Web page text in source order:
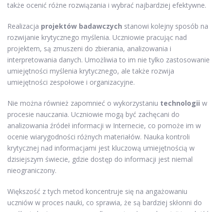
także ocenić różne rozwiązania i wybrać najbardziej efektywne.
Realizacja projektów badawczych stanowi kolejny sposób na
rozwijanie krytycznego myślenia. Uczniowie pracując nad
projektem, są zmuszeni do zbierania, analizowania i
interpretowania danych. Umożliwia to im nie tylko zastosowanie
umiejętności myślenia krytycznego, ale także rozwija
umiejętności zespołowe i organizacyjne.
Nie można również zapomnieć o wykorzystaniu technologii w
procesie nauczania. Uczniowie mogą być zachęcani do
analizowania źródeł informacji w Internecie, co pomoże im w
ocenie wiarygodności różnych materiałów. Nauka kontroli
krytycznej nad informacjami jest kluczową umiejętnością w
dzisiejszym świecie, gdzie dostęp do informacji jest niemal
nieograniczony.
Większość z tych metod koncentruje się na angażowaniu
uczniów w proces nauki, co sprawia, że są bardziej skłonni do